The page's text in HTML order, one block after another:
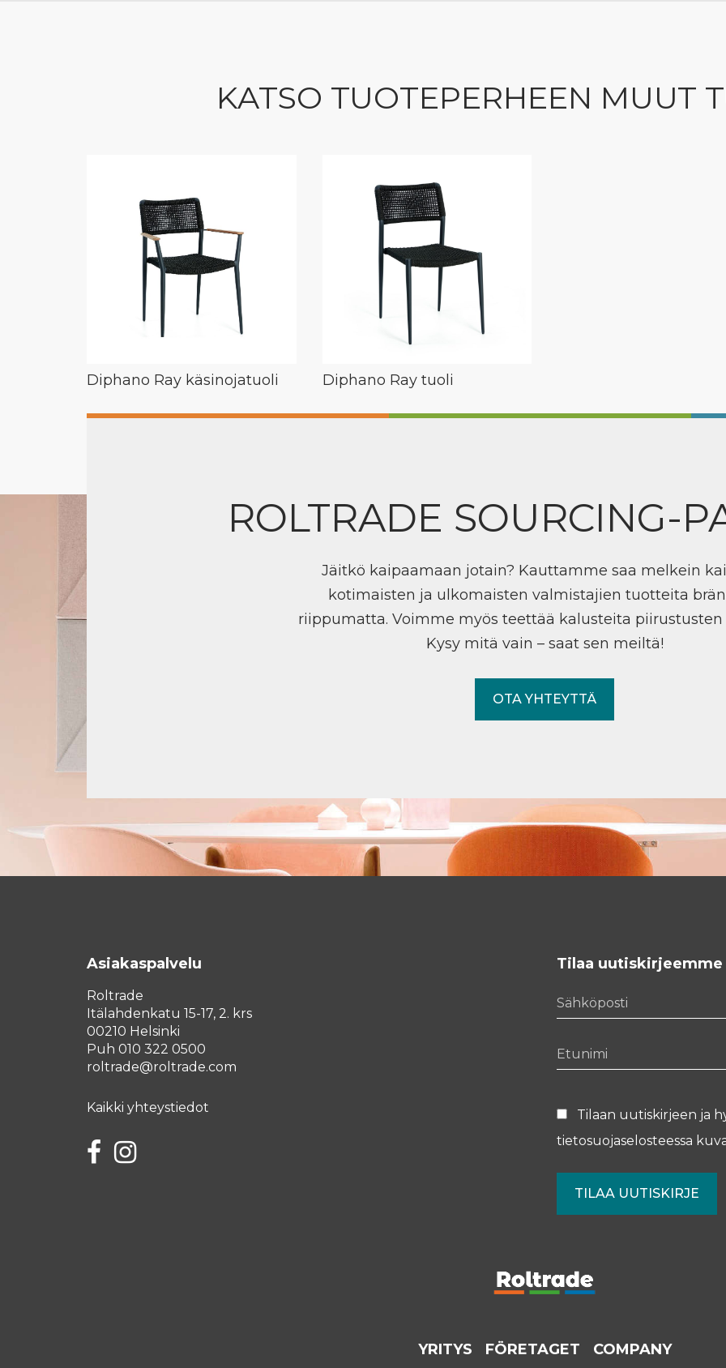
KATSO TUOTEPERHEEN MUUT
Diphano Ray käsinojatuoli Diphano Ray tuoli
ROLTRADE SOURCING-
Jäitkö kaipaamaan jotain? Kauttamme saa melkein
kotimaisten ja ulkomaisten valmistajien tuotteita
riippumatta. Voimme myös teettää kalusteita piirustusten
Kysy mitä vain – saat sen meiltä!
OTA YHTEYTTÄ
Asiakaspalvelu
Roltrade
Itälahdenkatu 15-17, 2. krs
00210 Helsinki
Puh 010 322 0500
roltrade@roltrade.com
Kaikki yhteystiedot
FacebookInstagram
Tilaa uutiskirjeemme
Tilaan uutiskirjeen ja
tietosuojaselosteessa
YRITYS FÖRETAGET COMPANY